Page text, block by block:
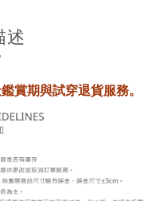
述
賞期與試穿退貨服務。